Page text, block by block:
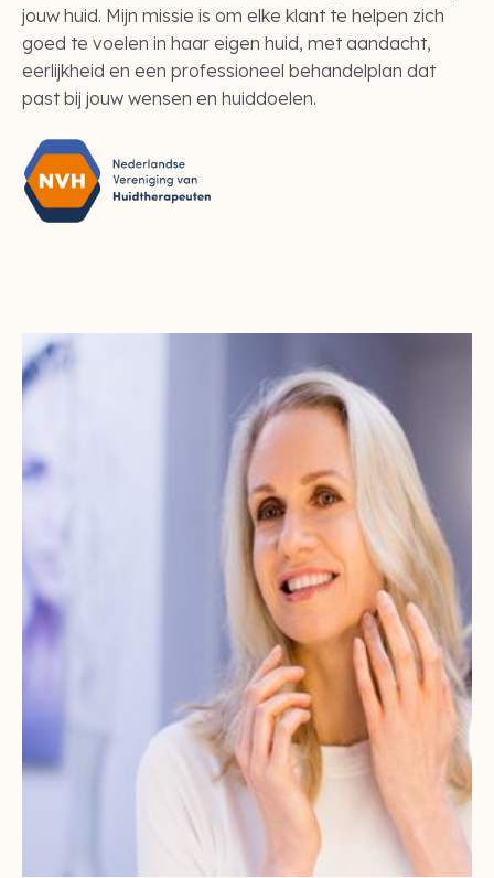
jouw huid. Mijn missie is om elke klant te helpen zich
goed te voelen in haar eigen huid, met aandacht,
eerlijkheid en een professioneel behandelplan dat
past bij jouw wensen en huiddoelen.